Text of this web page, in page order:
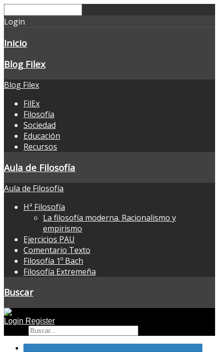
Login
Inicio
Blog Filex
Blog Filex
FilEx
Filosofía
Sociedad
Educación
Recursos
Aula de Filosofía
Aula de Filosofía
Hª Filosofía
La filosofía moderna. Racionalismo y
empirismo
Ejercicios PAU
Comentario Texto
Filosofía 1º Bach
Filosofía Extremeña
Buscar
Login Register